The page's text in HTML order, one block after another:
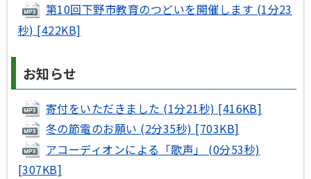
第10回下野市教育のつどいを開催します (1分23
秒) [422KB]
お知らせ
寄付をいただきました (1分21秒) [416KB]
冬の節電のお願い (2分35秒) [703KB]
アコーディオンによる「歌声」 (0分53秒)
[307KB]